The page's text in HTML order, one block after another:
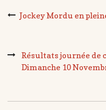
Jockey Mordu en
Résultats journée de
Dimanche 10